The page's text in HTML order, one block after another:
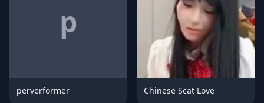
p
perverformer Chinese Scat Love